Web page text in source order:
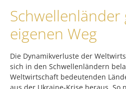
Schwellenländer
eigenen Weg
Die Dynamikverluste der
sich in den Schwellenländern
Weltwirtschaft bedeutenden